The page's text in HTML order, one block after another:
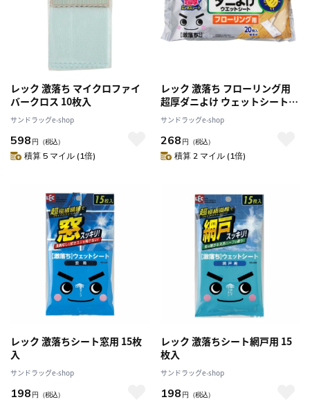
レック 激落ち マイクロファイ
バークロス 10枚入
サンドラッグe-shop
598 円 （税込）
積算 5 マイル (1倍)
レック 激落ち フローリング用
超厚ダニよけ ウェットシート
20枚
サンドラッグe-shop
268 円 （税込）
積算 2 マイル (1倍)
レック 激落ちシート窓用 15枚
入
サンドラッグe-shop
198 円 （税込）
レック 激落ちシート網戸用 15
枚入
サンドラッグe-shop
198 円 （税込）